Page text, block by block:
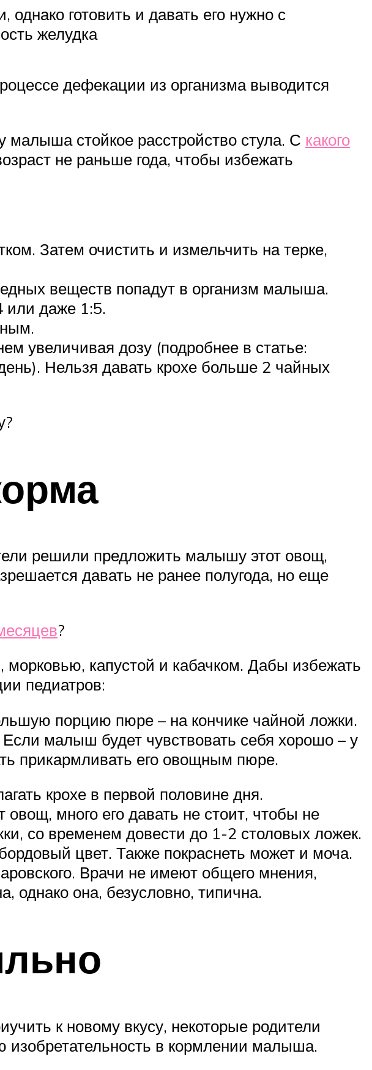
готовить и давать его нужно с
желудка
дефекации из организма выводится
малыша стойкое расстройство стула. С какого
не раньше года, чтобы избежать
Затем очистить и измельчить на терке,
веществ попадут в организм малыша.
или даже 1:5.
увеличивая дозу (подробнее в статье:
Нельзя давать крохе больше 2 чайных
решили предложить малышу этот овощ,
давать не ранее полугода, но еще
?
капустой и кабачком. Дабы избежать
педиатров:
порцию пюре – на кончике чайной ложки.
малыш будет чувствовать себя хорошо – у
прикармливать его овощным пюре.
крохе в первой половине дня.
много его давать не стоит, чтобы не
со временем довести до 1-2 столовых ложек.
цвет. Также покраснеть может и моча.
Врачи не имеют общего мнения,
однако она, безусловно, типична.
к новому вкусу, некоторые родители
изобретательность в кормлении малыша.